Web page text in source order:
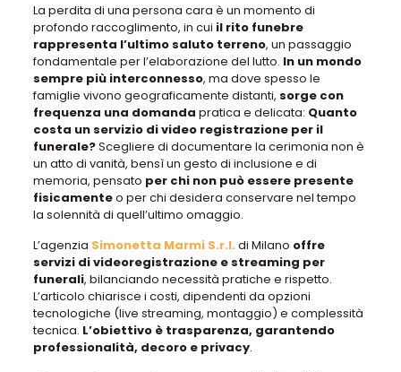
La perdita di una persona cara è un momento di
profondo raccoglimento, in cui il rito funebre
rappresenta l’ultimo saluto terreno, un passaggio
fondamentale per l’elaborazione del lutto. In un mondo
sempre più interconnesso, ma dove spesso le
famiglie vivono geograficamente distanti, sorge con
frequenza una domanda pratica e delicata: Quanto
costa un servizio di video registrazione per il
funerale?Scegliere di documentare la cerimonia non è
un atto di vanità, bensì un gesto di inclusione e di
memoria, pensato per chi non può essere presente
fisicamenteo per chi desidera conservare nel tempo
la solennità di quell’ultimo omaggio.
L’agenzia Simonetta Marmi S.r.l. di Milano offre
servizi di videoregistrazione e streaming per
funerali, bilanciando necessità pratiche e rispetto.
L’articolo chiarisce i costi, dipendenti da opzioni
tecnologiche (live streaming, montaggio) e complessità
tecnica. L’obiettivo è trasparenza, garantendo
professionalità, decoro e privacy.